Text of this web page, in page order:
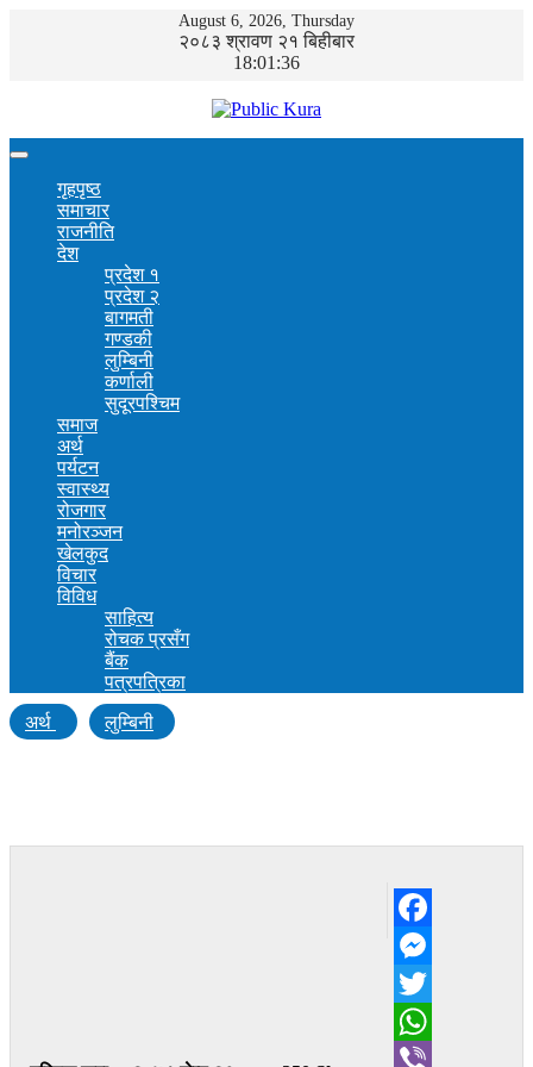
August 6, 2026, Thursday
२०८३ श्रावण २१ बिहीबार
18:01:36
गृहपृष्ठ
समाचार
राजनीति
देश
प्रदेश १
प्रदेश २
बागमती
गण्डकी
लुम्बिनी
कर्णाली
सुदूरपश्चिम
समाज
अर्थ
पर्यटन
स्वास्थ्य
रोजगार
मनोरञ्जन
खेलकुद
विचार
विविध
साहित्य
रोचक प्रसँग
बैंक
पत्रपत्रिका
अर्थ
लुम्बिनी
Facebook
Messenger
Twitter
WhatsApp